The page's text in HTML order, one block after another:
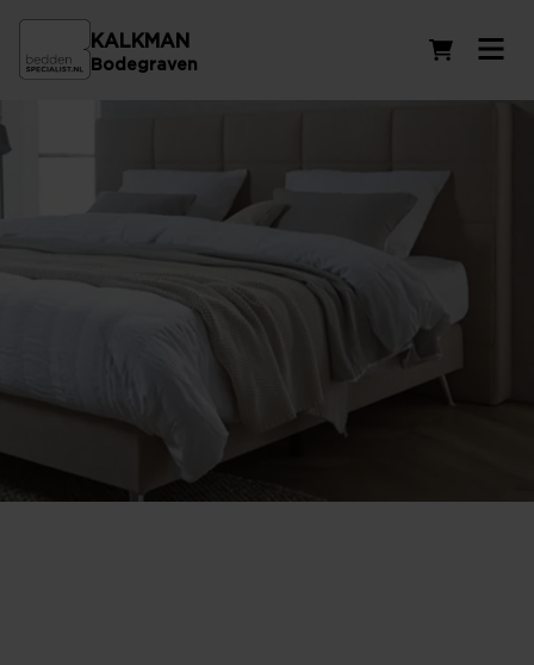
KALKMAN
Bodegraven